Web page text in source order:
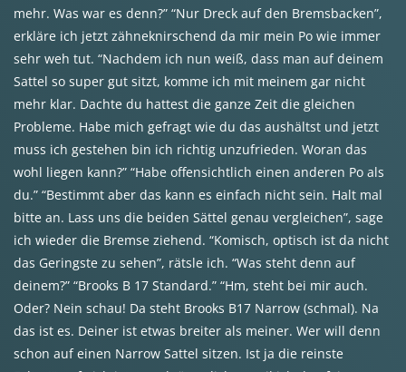
mehr. Was war es denn?” “Nur Dreck auf den Bremsbacken”,
erkläre ich jetzt zähneknirschend da mir mein Po wie immer
sehr weh tut. “Nachdem ich nun weiß, dass man auf deinem
Sattel so super gut sitzt, komme ich mit meinem gar nicht
mehr klar. Dachte du hattest die ganze Zeit die gleichen
Probleme. Habe mich gefragt wie du das aushältst und jetzt
muss ich gestehen bin ich richtig unzufrieden. Woran das
wohl liegen kann?” “Habe offensichtlich einen anderen Po als
du.” “Bestimmt aber das kann es einfach nicht sein. Halt mal
bitte an. Lass uns die beiden Sättel genau vergleichen”, sage
ich wieder die Bremse ziehend. “Komisch, optisch ist da nicht
das Geringste zu sehen”, rätsle ich. “Was steht denn auf
deinem?” “Brooks B 17 Standard.” “Hm, steht bei mir auch.
Oder? Nein schau! Da steht Brooks B17 Narrow (schmal). Na
das ist es. Deiner ist etwas breiter als meiner. Wer will denn
schon auf einen Narrow Sattel sitzen. Ist ja die reinste